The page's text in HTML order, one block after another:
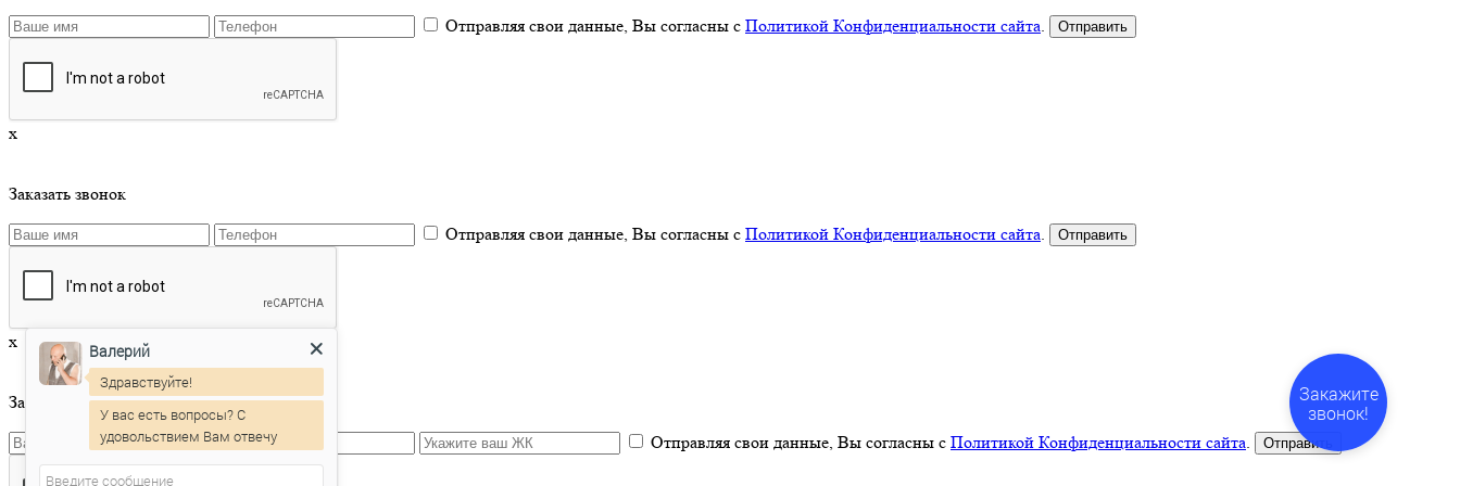
Отправляя свои данные, Вы согласны с Политикой Конфиденциальности сайта.
x
Заказать звонок
Отправляя свои данные, Вы согласны с Политикой Конфиденциальности сайта.
x
Заказать приёмку квартиры
Отправляя свои данные, Вы согласны с Политикой Конфиденциальности сайта.
Закажите
звонок!
Валерий
Здравствуйте!
У вас есть вопросы? С
удовольствием Вам отвечу